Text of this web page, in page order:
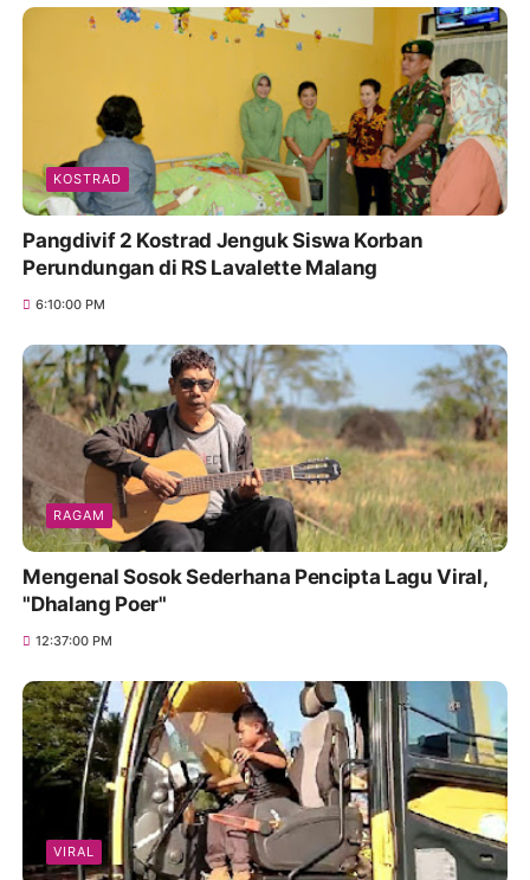
KOSTRAD
Pangdivif 2 Kostrad Jenguk Siswa Korban
Perundungan di RS Lavalette Malang
6:10:00 PM
RAGAM
Mengenal Sosok Sederhana Pencipta Lagu Viral,
"Dhalang Poer"
12:37:00 PM
VIRAL